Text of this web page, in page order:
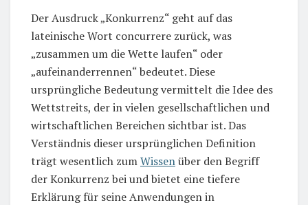
Der Ausdruck „Konkurrenz“ geht auf das
lateinische Wort concurrere zurück, was
„zusammen um die Wette laufen“ oder
„aufeinanderrennen“ bedeutet. Diese
ursprüngliche Bedeutung vermittelt die Idee des
Wettstreits, der in vielen gesellschaftlichen und
wirtschaftlichen Bereichen sichtbar ist. Das
Verständnis dieser ursprünglichen Definition
trägt wesentlich zumWissenüber den Begriff
der Konkurrenz bei und bietet eine tiefere
Erklärung für seine Anwendungen in